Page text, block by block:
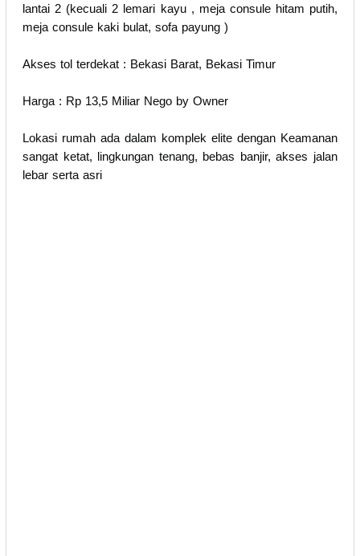
lantai 2 (kecuali 2 lemari kayu , meja consule hitam putih,
meja consule kaki bulat, sofa payung )
Akses tol terdekat : Bekasi Barat, Bekasi Timur
Harga : Rp 13,5 Miliar Nego by Owner
Lokasi rumah ada dalam komplek elite dengan Keamanan
sangat ketat, lingkungan tenang, bebas banjir, akses jalan
lebar serta asri